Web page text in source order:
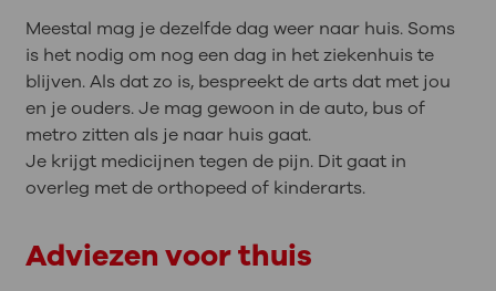
Meestal mag je dezelfde dag weer naar huis. Soms
is het nodig om nog een dag in het ziekenhuis te
blijven. Als dat zo is, bespreekt de arts dat met jou
en je ouders. Je mag gewoon in de auto, bus of
metro zitten als je naar huis gaat.
Je krijgt medicijnen tegen de pijn. Dit gaat in
overleg met de orthopeed of kinderarts.
Adviezen voor thuis